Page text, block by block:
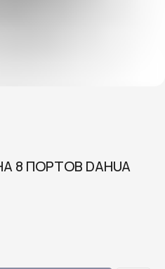
8 ПОРТОВ DAHUA